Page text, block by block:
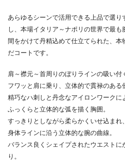
あらゆるシーンで活用できる上品で選り
し、本場イタリア～ナポリの世界で最
間をかけて丹精込めて仕立てられた、
だコートです。
肩～襟元～首周りのぼりラインの吸い付
フワッと肩に乗り、立体的で貫禄のある
精巧なハ刺しと丹念なアイロンワークに
ふっくらと立体的な弧を描く胸囲。
すっきりとしながら柔らかくいせ込まれ
身体ラインに沿う立体的な腕の曲線。
バランス良くシェイプされたウエストに
り。